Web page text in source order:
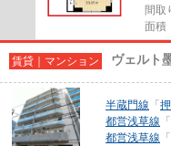
間取
面積
賃貸｜マンション ヴェルト
半蔵門線 「
都営浅草線 「
都営浅草線 「